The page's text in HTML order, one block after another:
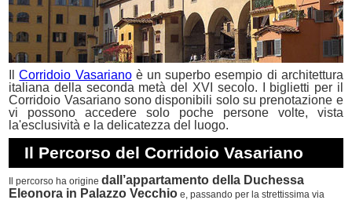
IlCorridoio Vasarianoè un superbo esempio di architettura
italiana della seconda metà del XVI secolo. I biglietti per il
Corridoio Vasariano sono disponibili solo su prenotazione e
vi possono accedere solo poche persone volte, vista
la'esclusività e la delicatezza del luogo.
Il Percorso del Corridoio Vasariano
Il percorso ha originedall’appartamento della Duchessa
Eleonora in Palazzo Vecchio e, passando per la strettissima via